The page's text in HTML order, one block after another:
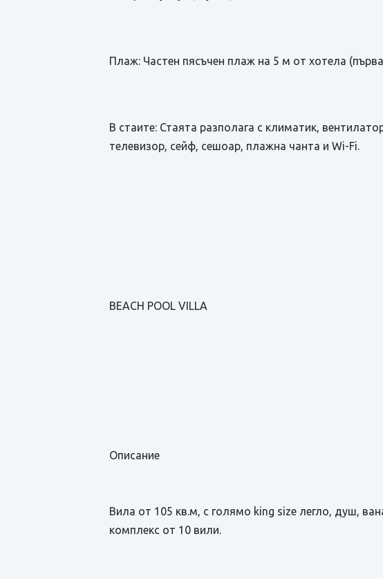
Плаж: Частен пясъчен плаж на 5 м от хотела
В стаите: Стаята разполага с климатик,
телевизор, сейф, сешоар, плажна чанта и Wi-Fi.
BEACH POOL VILLA
Описание
Вила от 105 кв.м, с голямо king size легло, душ,
комплекс от 10 вили.